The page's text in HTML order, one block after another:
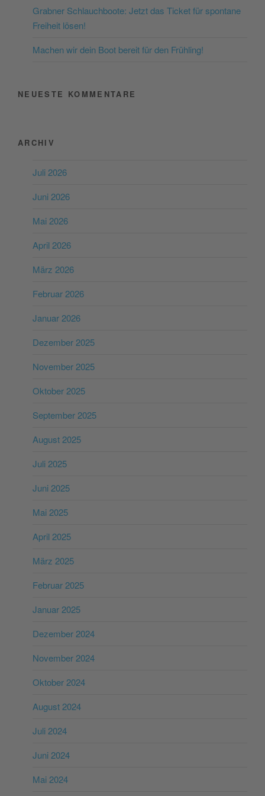
Consent Management
Grabner Schlauchboote: Jetzt das Ticket für spontane
Freiheit lösen!
Machen wir dein Boot bereit für den Frühling!
NEUESTE KOMMENTARE
ARCHIV
Juli 2026
Juni 2026
Mai 2026
April 2026
März 2026
Februar 2026
Januar 2026
Dezember 2025
November 2025
Oktober 2025
September 2025
August 2025
Juli 2025
Juni 2025
Mai 2025
April 2025
März 2025
Februar 2025
Januar 2025
Dezember 2024
November 2024
Oktober 2024
August 2024
Juli 2024
Juni 2024
Mai 2024